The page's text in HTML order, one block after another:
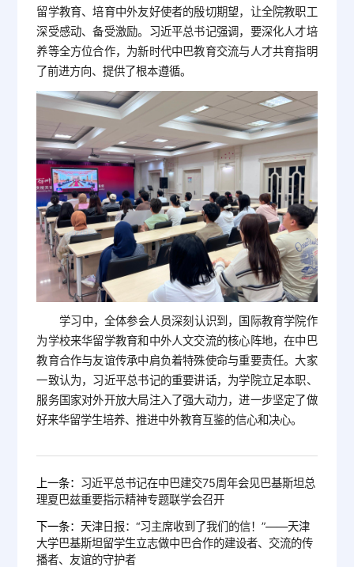
留学教育、培育中外友好使者的殷切期望，让全院教职工
深受感动、备受激励。习近平总书记强调，要深化人才培
养等全方位合作，为新时代中巴教育交流与人才共育指明
了前进方向、提供了根本遵循。
学习中，全体参会人员深刻认识到，国际教育学院作
为学校来华留学教育和中外人文交流的核心阵地，在中巴
教育合作与友谊传承中肩负着特殊使命与重要责任。大家
一致认为，习近平总书记的重要讲话，为学院立足本职、
服务国家对外开放大局注入了强大动力，进一步坚定了做
好来华留学生培养、推进中外教育互鉴的信心和决心。
上一条： 习近平总书记在中巴建交75周年会见巴基斯坦总
理夏巴兹重要指示精神专题联学会召开
下一条： 天津日报：“习主席收到了我们的信！”——天津
大学巴基斯坦留学生立志做中巴合作的建设者、交流的传
播者、友谊的守护者